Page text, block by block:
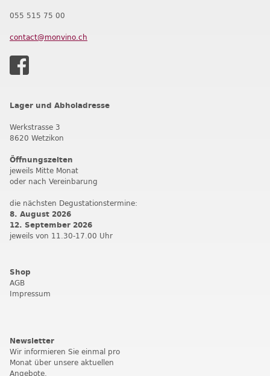
055 515 75 00
contact@monvino.ch
Lager und Abholadresse
Werkstrasse 3
8620 Wetzikon
Öffnungszeiten
jeweils Mitte Monat
oder nach Vereinbarung
die nächsten Degustationstermine:
8. August 2026
12. September 2026
jeweils von 11.30-17.00 Uhr
Shop
AGB
Impressum
Newsletter
Wir informieren Sie einmal pro
Monat über unsere aktuellen
Angebote.